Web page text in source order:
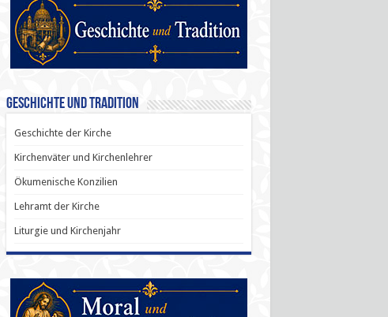
Geschichte und Tradition
Geschichte der Kirche
Kirchenväter und Kirchenlehrer
Ökumenische Konzilien
Lehramt der Kirche
Liturgie und Kirchenjahr